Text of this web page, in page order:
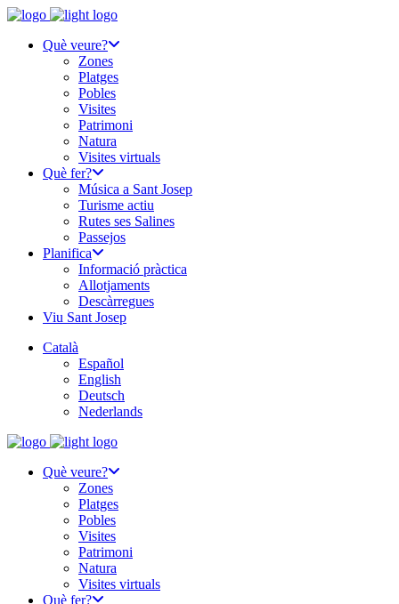
Què veure?
Zones
Platges
Pobles
Visites
Patrimoni
Natura
Visites virtuals
Què fer?
Música a Sant Josep
Turisme actiu
Rutes ses Salines
Passejos
Planifica
Informació pràctica
Allotjaments
Descàrregues
Viu Sant Josep
Català
Español
English
Deutsch
Nederlands
Què veure?
Zones
Platges
Pobles
Visites
Patrimoni
Natura
Visites virtuals
Què fer?